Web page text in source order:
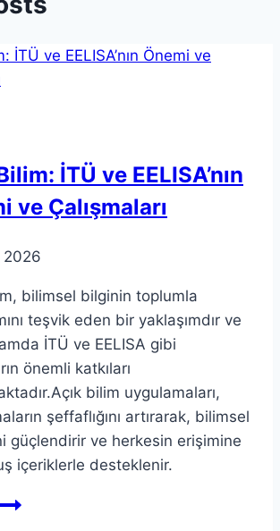
İTÜ ve EELISA’nın
ve Çalışmaları
2026
bilimsel bilginin toplumla
teşvik eden bir yaklaşımdır ve
İTÜ ve EELISA gibi
önemli katkıları
bilim uygulamaları,
şeffaflığını artırarak, bilimsel
güçlendirir ve herkesin erişimine
içeriklerle desteklenir.